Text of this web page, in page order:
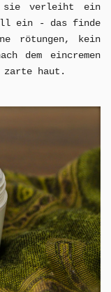
sie verleiht ein
ein - das finde
rötungen, kein
dem eincremen
zarte haut.